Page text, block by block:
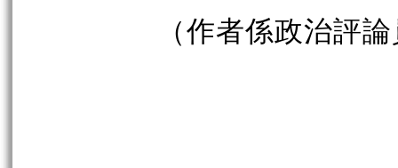
（作者係政治評